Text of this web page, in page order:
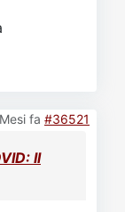
fa #36521
Il